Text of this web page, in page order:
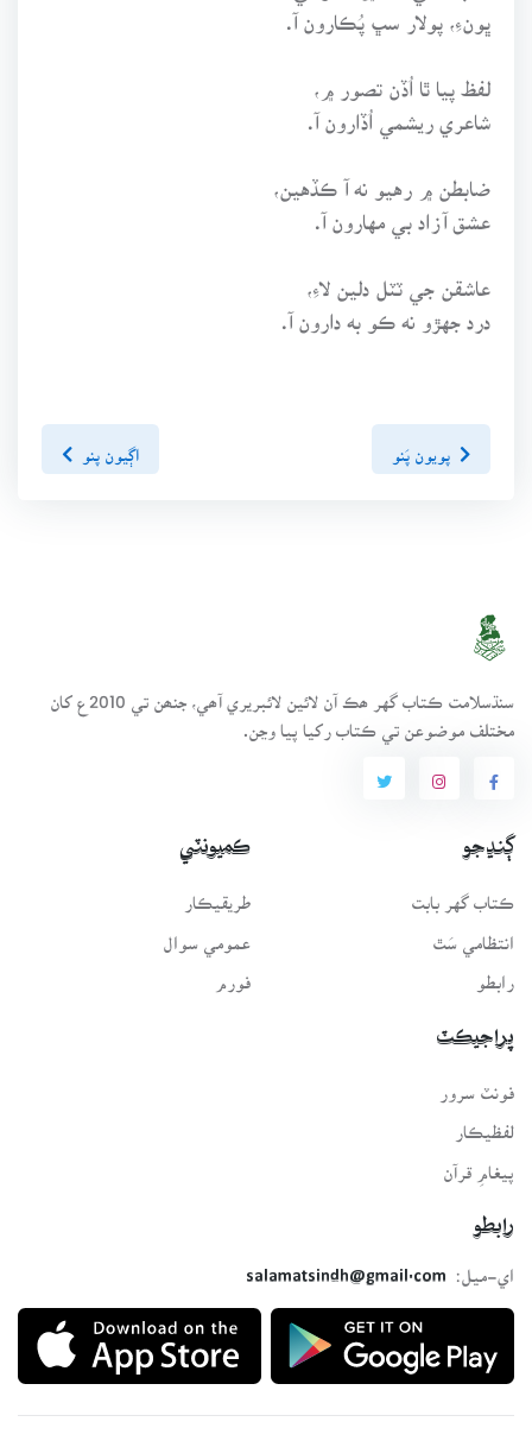
ڀونءِ، پولار سڀ پُڪارون آ.
لفظ پيا ٿا اُڏن تصور ۾،
شاعري ريشمي اُڏارون آ.
ضابطن ۾ رهيو نه آ ڪڏهين،
عشق آزاد بي مهارون آ.
عاشقن جي ٽٽل دلين لاءِ،
درد جهڙو نه ڪو به دارون آ.
پويون پَنو اڳيون پنو
سنڌسلامت ڪتاب گهر ھڪ آن لائين لائبريري آھي، جنھن تي 2010ع کان
مختلف موضوعن تي ڪتاب رکيا پيا وڃن.
ڳنڍجو
ڪتاب گهر بابت
انتظامي سَٿ
رابطو
ڪميونٽي
طريقيڪار
عمومي سوال
فورم
پراجيڪٽ
لفظيڪار
پيغامِ قرآن
رابطو
اي-ميل:
salamatsindh@gmail.com